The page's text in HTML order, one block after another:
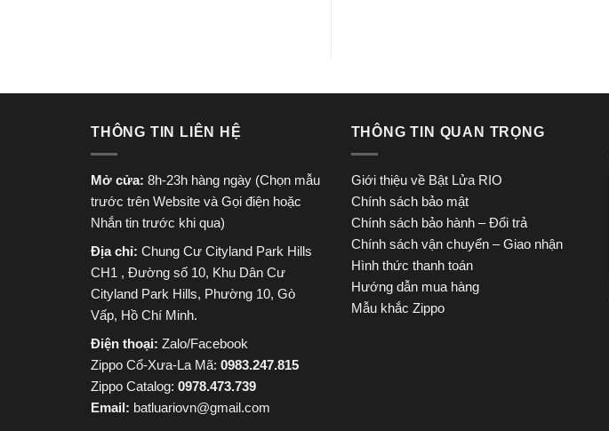
THÔNG TIN LIÊN HỆ
Mở cửa: 8h-23h hàng ngày (Chọn mẫu
trước trên Website và Gọi điện hoặc
Nhắn tin trước khi qua)
Địa chỉ: Chung Cư Cityland Park Hills
CH1 , Đường số 10, Khu Dân Cư
Cityland Park Hills, Phường 10, Gò
Vấp, Hồ Chí Minh.
Điện thoại: Zalo/Facebook
Zippo Cổ-Xưa-La Mã: 0983.247.815
Zippo Catalog: 0978.473.739
Email: batluariovn@gmail.com
THÔNG TIN QUAN TRỌNG
Giới thiệu về Bật Lửa RIO
Chính sách bảo mật
Chính sách bảo hành – Đổi trả
Chính sách vận chuyển – Giao nhận
Hình thức thanh toán
Hướng dẫn mua hàng
Mẫu khắc Zippo